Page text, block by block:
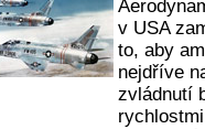
v USA
to, aby
nejdříve
zvládnutí